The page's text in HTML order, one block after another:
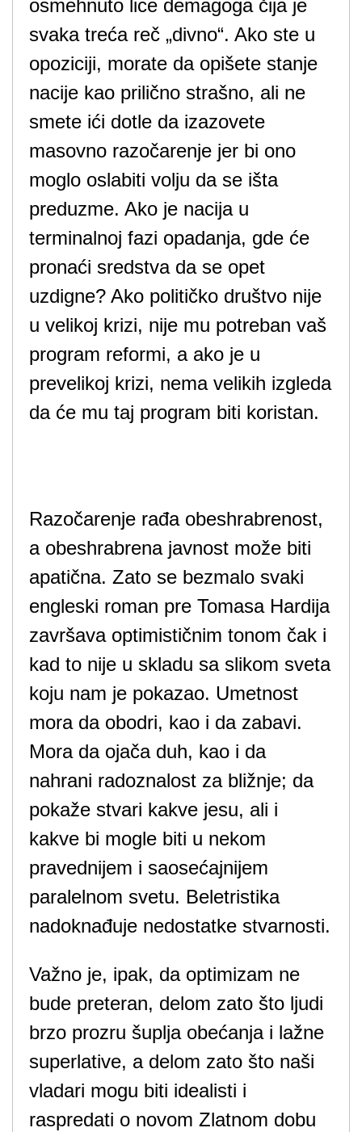
osmehnuto lice demagoga čija je
svaka treća reč „divno“. Ako ste u
opoziciji, morate da opišete stanje
nacije kao prilično strašno, ali ne
smete ići dotle da izazovete
masovno razočarenje jer bi ono
moglo oslabiti volju da se išta
preduzme. Ako je nacija u
terminalnoj fazi opadanja, gde će
pronaći sredstva da se opet
uzdigne? Ako političko društvo nije
u velikoj krizi, nije mu potreban vaš
program reformi, a ako je u
prevelikoj krizi, nema velikih izgleda
da će mu taj program biti koristan.
Razočarenje rađa obeshrabrenost,
a obeshrabrena javnost može biti
apatična. Zato se bezmalo svaki
engleski roman pre Tomasa Hardija
završava optimističnim tonom čak i
kad to nije u skladu sa slikom sveta
koju nam je pokazao. Umetnost
mora da obodri, kao i da zabavi.
Mora da ojača duh, kao i da
nahrani radoznalost za bližnje; da
pokaže stvari kakve jesu, ali i
kakve bi mogle biti u nekom
pravednijem i saosećajnijem
paralelnom svetu. Beletristika
nadoknađuje nedostatke stvarnosti.
Važno je, ipak, da optimizam ne
bude preteran, delom zato što ljudi
brzo prozru šuplja obećanja i lažne
superlative, a delom zato što naši
vladari mogu biti idealisti i
raspredati o novom Zlatnom dobu